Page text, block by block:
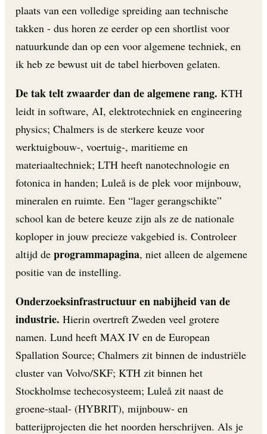
plaats van een volledige spreiding aan technische
takken - dus horen ze eerder op een shortlist voor
natuurkunde dan op een voor algemene techniek, en
ik heb ze bewust uit de tabel hierboven gelaten.
De tak telt zwaarder dan de algemene rang. KTH
leidt in software, AI, elektrotechniek en engineering
physics; Chalmers is de sterkere keuze voor
werktuigbouw-, voertuig-, maritieme en
materiaaltechniek; LTH heeft nanotechnologie en
fotonica in handen; Luleå is de plek voor mijnbouw,
mineralen en ruimte. Een “lager gerangschikte”
school kan de betere keuze zijn als ze de nationale
koploper in jouw precieze vakgebied is. Controleer
altijd de programmapagina, niet alleen de algemene
positie van de instelling.
Onderzoeksinfrastructuur en nabijheid van de
industrie. Hierin overtreft Zweden veel grotere
namen. Lund heeft MAX IV en de European
Spallation Source; Chalmers zit binnen de industriële
cluster van Volvo/SKF; KTH zit binnen het
Stockholmse techecosysteem; Luleå zit naast de
groene-staal- (HYBRIT), mijnbouw- en
batterijprojecten die het noorden herschrijven. Als je